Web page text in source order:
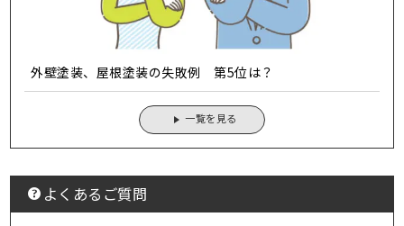
外壁塗装、屋根塗装の失敗例 第5位は？
一覧を見る
よくあるご質問